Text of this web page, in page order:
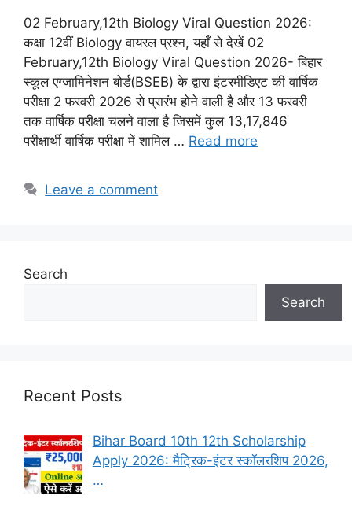
02 February,12th Biology Viral Question 2026:
कक्षा 12वीं Biology वायरल प्रश्न, यहाँ से देखें 02
February,12th Biology Viral Question 2026- बिहार
स्कूल एग्जामिनेशन बोर्ड(BSEB) के द्वारा इंटरमीडिएट की वार्षिक
परीक्षा 2 फरवरी 2026 से प्रारंभ होने वाली है और 13 फरवरी
तक वार्षिक परीक्षा चलने वाला है जिसमें कुल 13,17,846
परीक्षार्थी वार्षिक परीक्षा में शामिल … Read more
Leave a comment
Search
Search
Recent Posts
Bihar Board 10th 12th Scholarship
Apply 2026: मैट्रिक-इंटर स्कॉलरशिप 2026,
…